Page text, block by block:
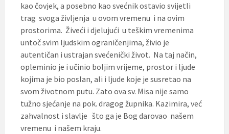
kao čovjek, a posebno kao svećnik ostavio svijetli
trag svoga življenja u ovom vremenu i na ovim
prostorima. Živeći i djelujući u teškim vremenima
untoč svim ljudskim ograničenjima, živio je
autentičan i ustrajan svećenički život. Na taj način,
opleminio je i učinio boljim vrijeme, prostor i ljude
kojima je bio poslan, ali i ljude koje je susretao na
svom životnom putu. Zato ova sv. Misa nije samo
tužno sjećanje na pok. dragog župnika. Kazimira, već
zahvalnost i slavlje što ga je Bog darovao našem
vremenu i našem kraju.